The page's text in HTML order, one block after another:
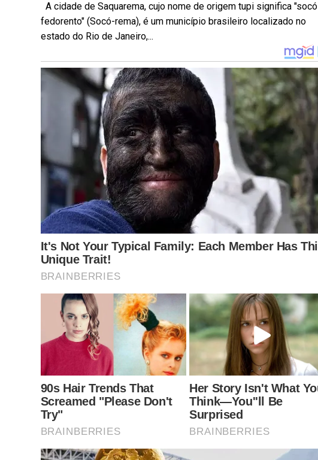
A cidade de Saquarema, cujo nome de origem tupi significa "socó
fedorento" (Socó-rema), é um município brasileiro localizado no
estado do Rio de Janeiro,...